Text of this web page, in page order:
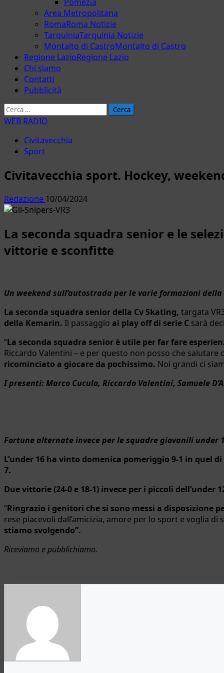
Area Metropolitana
RomaRoma Notizie
TarquiniaTarquinia Notizie
Montalto di CastroMontalto di Castro
Regione LazioRegione Lazio
Chi siamo
Contatti
Pubblicità
Ricerca
per:
WEB RADIO
Civitavecchia
Sport
Civitavecchia sport. Hockey,
Redazione 10/04/2024
La seconda squadra senior e le
vittorie e sconfitte
Un weekend sull’autostrada per le varie formazioni
La seconda squadra senior della Cv Skating, targata
della Kemarin. Il passaggio ai play off di serie C sarà
“La seconda squadra senior è utile per far fare
Riccardo Valentini – e per questo non posso che salutare
ricominciato a giocare da pochissimo. Noi grandi ci
I presenti: Marco Cuculo, Riccardo Valentini, Samuele
Fortune alternate invece per le squadre giovanili under
L’under 16 ha vinto domenica pomeriggio 9-1 in quel
7.
Due vittorie (24-0 e 18-1) invece per i piccoli
“Ringrazio i genitori che si sono messi a disposizione
rese piacevoli dall’amicizia, amore per lo sport e voglia
stiamo svolgendo”.
Riceviamo e pubblichiamo.